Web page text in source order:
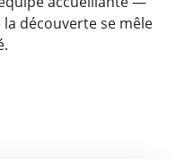
découverte se mêle